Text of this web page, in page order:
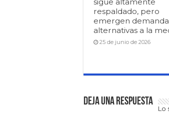
sigue altamente
respaldado, pero
emergen
alternativas a la
25 de junio de 2026
Deja una respuesta
Lo